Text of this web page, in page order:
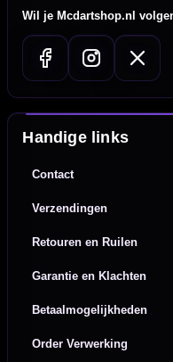
Wil je Mcdartshop.nl
Handige links
Contact
Verzendingen
Retouren en Ruilen
Garantie en Klachten
Betaalmogelijkheden
Order Verwerking